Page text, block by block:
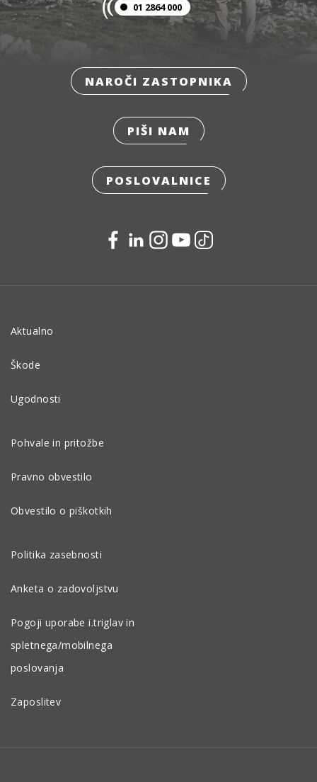
01 2864 000
NAROČI ZASTOPNIKA
PIŠI NAM
POSLOVALNICE
Aktualno
Škode
Ugodnosti
Pohvale in pritožbe
Pravno obvestilo
Obvestilo o piškotkih
Politika zasebnosti
Anketa o zadovoljstvu
Pogoji uporabe i.triglav in
spletnega/mobilnega
poslovanja
Zaposlitev